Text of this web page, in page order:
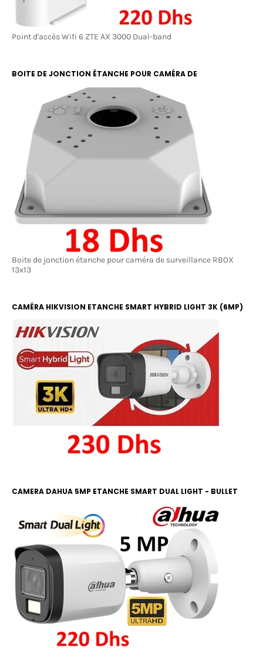
Point d'accès Wifi 6 ZTE AX 3000 Dual-band
BOITE DE JONCTION ÉTANCHE POUR CAMÉRA DE
SURVEILLANCE RBOX 13X13
Boite de jonction étanche pour caméra de surveillance RBOX
13x13
CAMÉRA HIKVISION ETANCHE SMART HYBRID LIGHT 3K (6MP)
COLOR ET IR 20M
CAMERA DAHUA 5MP ETANCHE SMART DUAL LIGHT - BULLET